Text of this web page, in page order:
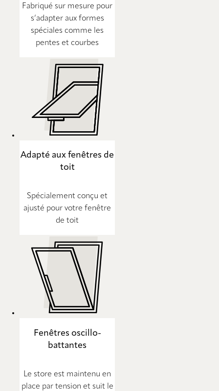
Fabriqué sur mesure pour
s’adapter aux formes
spéciales comme les
pentes et courbes
Adapté aux fenêtres de
toit
Spécialement conçu et
ajusté pour votre fenêtre
de toit
Fenêtres oscillo-
battantes
Le store est maintenu en
place par tension et suit le